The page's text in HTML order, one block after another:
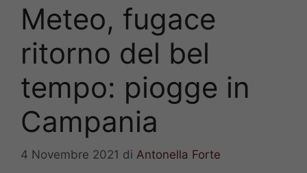
Meteo, fugace
ritorno del bel
tempo: piogge in
Campania
4 Novembre 2021 di Antonella Forte